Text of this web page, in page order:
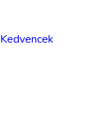
Kedvencek